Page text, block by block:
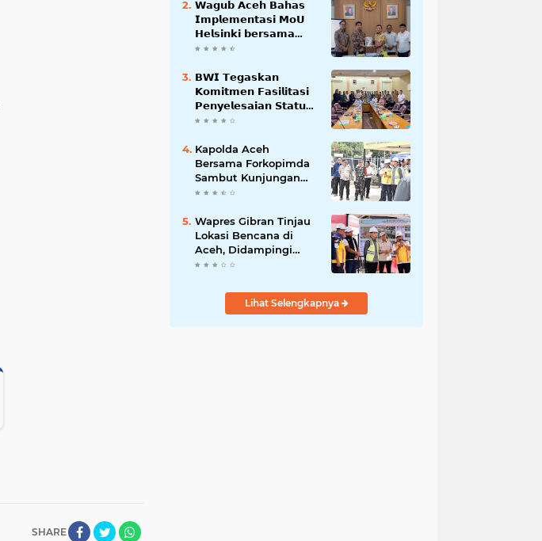
SHARE
𝗪𝗮𝗴𝘂𝗯 𝗔𝗰𝗲𝗵 𝗕𝗮𝗵𝗮𝘀
𝗜𝗺𝗽𝗹𝗲𝗺𝗲𝗻𝘁𝗮𝘀𝗶 𝗠𝗼𝗨
𝗛𝗲𝗹𝘀𝗶𝗻𝗸𝗶 𝗯𝗲𝗿𝘀𝗮𝗺𝗮
𝗦𝗲𝗸𝗿𝗲𝘁𝗮𝗿𝗶𝗮𝘁 𝗡𝗲𝗴𝗮𝗿𝗮
𝗕𝗪𝗜 𝗧𝗲𝗴𝗮𝘀𝗸𝗮𝗻
𝗞𝗼𝗺𝗶𝘁𝗺𝗲𝗻 𝗙𝗮𝘀𝗶𝗹𝗶𝘁𝗮𝘀𝗶
𝗣𝗲𝗻𝘆𝗲𝗹𝗲𝘀𝗮𝗶𝗮𝗻 𝗦𝘁𝗮𝘁𝘂𝘀
𝗪𝗮𝗸𝗮𝗳 𝗕𝗹𝗮𝗻𝗴 𝗣𝗮𝗱𝗮𝗻𝗴
Kapolda Aceh
Bersama Forkopimda
Sambut Kunjungan
Kerja Wakil Presiden
Bireuen
Wapres Gibran Tinjau
Lokasi Bencana di
Aceh, Didampingi
Wagub Dek Fadh
Lihat Selengkapnya